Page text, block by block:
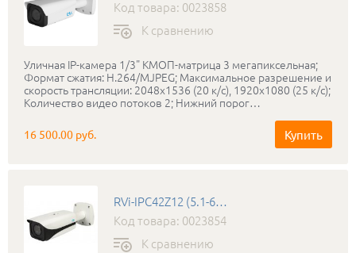
Код товара: 0023858
К сравнению
Уличная IP-камера 1/3" КМОП-матрица 3 мегапиксельная;
Формат сжатия: H.264/MJPEG; Максимальное разрешение и
скорость трансляции: 2048x1536 (20 к/с), 1920x1080 (25 к/с);
Количество видео потоков 2; Нижний порог
Вариофокальный объектив: 2.7-12 мм с АРД; Режим «день-
ночь»: Механический ИК-фильтр; ИК-подсветка: до 30
метров; Соответствие стандартам ONVIF; Класс защиты:
поставляется бесплатное профессиональное программное
обеспечение RVi-SmartPSS.
16 500.00 руб. Купить
RVi-IPC42Z12 (5.1-61.2 мм)
Код товара: 0023854
К сравнению